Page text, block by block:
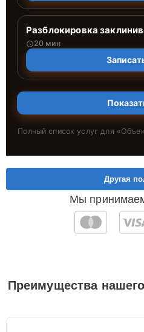
Разблокировка
20 мин
Полный список услуг для «
Мы
Другая
Преимущества